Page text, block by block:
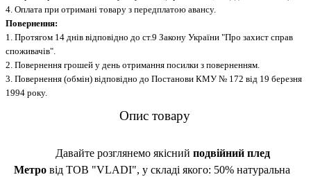
4. Оплата при отримані товару з передплатою авансу.
Повернення:
1. Протягом 14 днів відповідно до ст.9 Закону України "Про захист справ
споживачів".
2. Повернення грошей у день отримання посилки з поверненням.
3. Повернення (обмін) відповідно до Постанови КМУ № 172 від 19 березня
1994 року.
Опис товару
Давайте розглянемо якісний подвійний плед
Метро від ТОВ "VLADI", у складі якого: 50% натуральна